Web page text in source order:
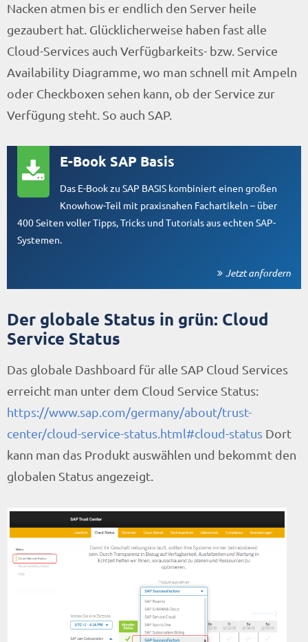
Nacken atmen bis er endlich den Server heile
gezaubert hat. Glücklicherweise haben fast alle
Cloud-Services auch Verfügbarkeits- bzw. Service
Availability Diagramme, wo man schnell mit Ampeln
oder Checkboxen sehen kann, ob der Service zur
Verfügung steht. So auch SAP.
E-Book SAP Basis
Das E-Book zu SAP BASIS kombiniert einen großen
Knowhow-Teil mit praxisnahen Fachartikeln – über
400 Seiten voller Tipps, Tricks und Tutorials aus echten SAP-
Systemen.
Jetzt anfordern
Der globale Status in grün: Cloud
Service Status
Das globale Dashboard für alle SAP Cloud Services
erreicht man unter dem Cloud Service Status:
https://www.sap.com/germany/about/trust-
center/cloud-service-status.html#cloud-status Dort
kann man das Produkt auswählen und bekommt den
globalen Status angezeigt.